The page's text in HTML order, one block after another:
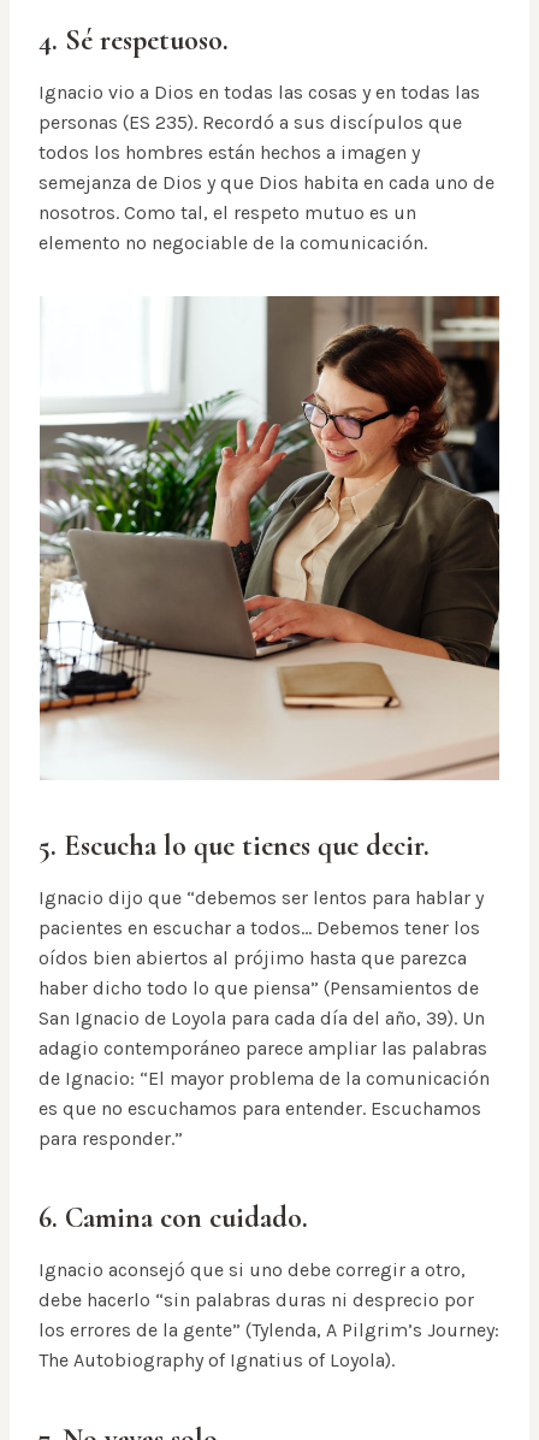
4. Sé respetuoso.
Ignacio vio a Dios en todas las cosas y en todas las
personas (ES 235). Recordó a sus discípulos que
todos los hombres están hechos a imagen y
semejanza de Dios y que Dios habita en cada uno de
nosotros. Como tal, el respeto mutuo es un
elemento no negociable de la comunicación.
5. Escucha lo que tienes que decir.
Ignacio dijo que “debemos ser lentos para hablar y
pacientes en escuchar a todos… Debemos tener los
oídos bien abiertos al prójimo hasta que parezca
haber dicho todo lo que piensa” (Pensamientos de
San Ignacio de Loyola para cada día del año, 39). Un
adagio contemporáneo parece ampliar las palabras
de Ignacio: “El mayor problema de la comunicación
es que no escuchamos para entender. Escuchamos
para responder.”
6. Camina con cuidado.
Ignacio aconsejó que si uno debe corregir a otro,
debe hacerlo “sin palabras duras ni desprecio por
los errores de la gente” (Tylenda, A Pilgrim’s Journey:
The Autobiography of Ignatius of Loyola).